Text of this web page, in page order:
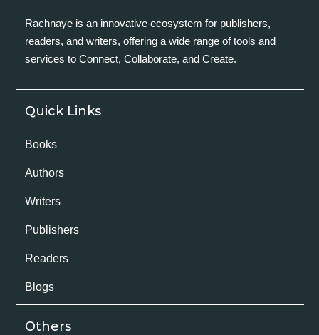
Rachnaye is an innovative ecosystem for publishers,
readers, and writers, offering a wide range of tools and
services to Connect, Collaborate, and Create.
Quick Links
Books
Authors
Writers
Publishers
Readers
Blogs
Others